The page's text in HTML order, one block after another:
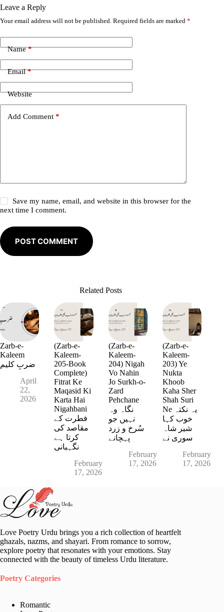
Leave a Reply
Your email address will not be published. Required fields are marked *
Name*
Email*
Website
Add Comment *
Save my name, email, and website in this browser for the
next time I comment.
POST COMMENT
A
t
e
t
i
Related Posts
Zarb-e-
Kaleem
ضربِ کلیم
April
22,
2026
(Zarb-e-
Kaleem-
205-Book
Complete)
Fitrat Ke
Maqasid Ki
Karta Hai
Nigahbani
فطرت کے
مقاصد کی
کرتا ہے
نگہبانی
February
17, 2026
(Zarb-e-
Kaleem-
204) Nigah
Vo Nahin
Jo Surkh-o-
Zard
Pehchane
نگاہ وہ
نہیں جو
سُرخ و زرد
پہچانے
February
17, 2026
(Zarb-e-
Kaleem-
203) Ye
Nukta
Khoob
Kaha Sher
Shah Suri
Ne یہ نکتہ
خوب کہا
شیر شاہ
سوری نے
February
17, 2026
Love Poetry Urdu brings you a rich collection of heartfelt
ghazals, nazms, and shayari. From romance to sorrow,
explore poetry that resonates with your emotions. Stay
connected with the beauty of timeless Urdu literature.
Poetry Categories
Romantic